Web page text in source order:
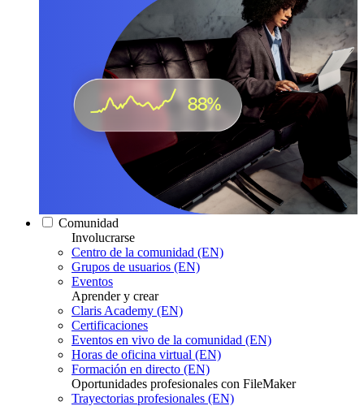
Comunidad
Involucrarse
Centro de la comunidad (EN)
Grupos de usuarios (EN)
Eventos
Aprender y crear
Claris Academy (EN)
Certificaciones
Eventos en vivo de la comunidad (EN)
Horas de oficina virtual (EN)
Formación en directo (EN)
Oportunidades profesionales con FileMaker
Trayectorias profesionales (EN)